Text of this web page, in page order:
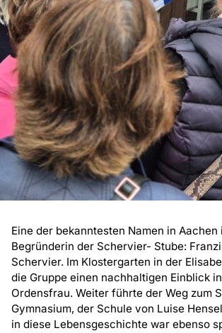
Eine der bekanntesten Namen in Aachen
Begründerin der Schervier- Stube:
Schervier. Im Klostergarten in der
die Gruppe einen nachhaltigen Einblick
Ordensfrau. Weiter führte der Weg zum
Gymnasium, der Schule von Luise
in diese Lebensgeschichte war ebenso